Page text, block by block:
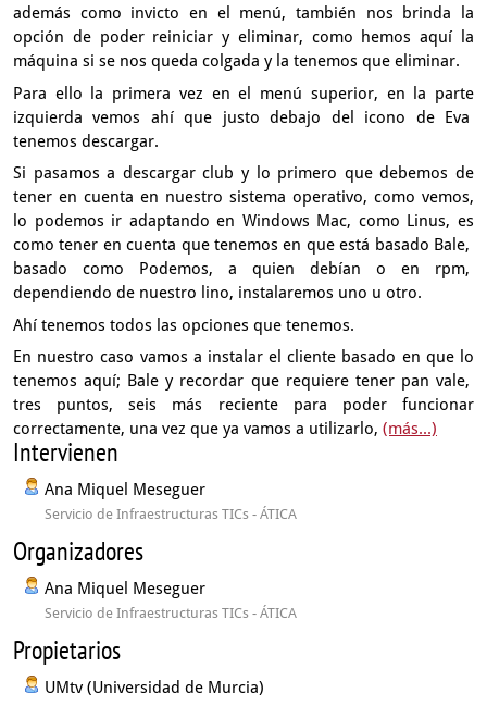
además como invicto en el menú, también nos brinda la
opción de poder reiniciar y eliminar, como hemos aquí la
máquina si se nos queda colgada y la tenemos que eliminar.
Para ello la primera vez en el menú superior, en la parte
izquierda vemos ahí que justo debajo del icono de Eva
tenemos descargar.
Si pasamos a descargar club y lo primero que debemos de
tener en cuenta en nuestro sistema operativo, como vemos,
lo podemos ir adaptando en Windows Mac, como Linus, es
como tener en cuenta que tenemos en que está basado Bale,
basado como Podemos, a quien debían o en rpm,
dependiendo de nuestro lino, instalaremos uno u otro.
Ahí tenemos todos las opciones que tenemos.
En nuestro caso vamos a instalar el cliente basado en que lo
tenemos aquí; Bale y recordar que requiere tener pan vale,
tres puntos, seis más reciente para poder funcionar
correctamente, una vez que ya vamos a utilizarlo, (más...)
Intervienen
Ana Miquel Meseguer
Servicio de Infraestructuras TICs - ÁTICA
Organizadores
Ana Miquel Meseguer
Servicio de Infraestructuras TICs - ÁTICA
Propietarios
UMtv (Universidad de Murcia)